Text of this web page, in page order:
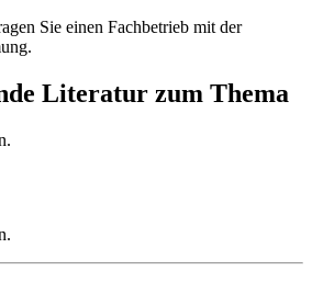
Sie einen Fachbetrieb mit der
Literatur zum Thema